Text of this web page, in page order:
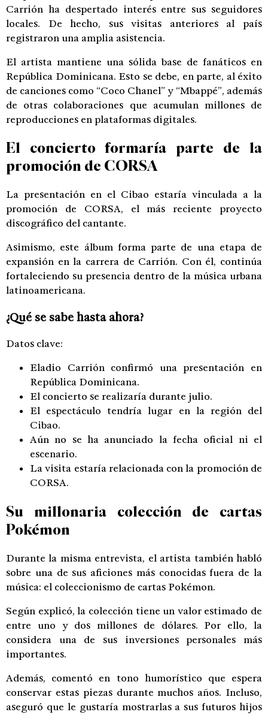
Carrión ha despertado interés entre sus seguidores
locales. De hecho, sus visitas anteriores al país
registraron una amplia asistencia.
El artista mantiene una sólida base de fanáticos en
República Dominicana. Esto se debe, en parte, al éxito
de canciones como “Coco Chanel” y “Mbappé”, además
de otras colaboraciones que acumulan millones de
reproducciones en plataformas digitales.
El concierto formaría parte de la
promoción de CORSA
La presentación en el Cibao estaría vinculada a la
promoción de CORSA, el más reciente proyecto
discográfico del cantante.
Asimismo, este álbum forma parte de una etapa de
expansión en la carrera de Carrión. Con él, continúa
fortaleciendo su presencia dentro de la música urbana
latinoamericana.
¿Qué se sabe hasta ahora?
Datos clave:
Eladio Carrión confirmó una presentación en
República Dominicana.
El concierto se realizaría durante julio.
El espectáculo tendría lugar en la región del
Cibao.
Aún no se ha anunciado la fecha oficial ni el
escenario.
La visita estaría relacionada con la promoción de
CORSA.
Su millonaria colección de cartas
Pokémon
Durante la misma entrevista, el artista también habló
sobre una de sus aficiones más conocidas fuera de la
música: el coleccionismo de cartas Pokémon.
Según explicó, la colección tiene un valor estimado de
entre uno y dos millones de dólares. Por ello, la
considera una de sus inversiones personales más
importantes.
Además, comentó en tono humorístico que espera
conservar estas piezas durante muchos años. Incluso,
aseguró que le gustaría mostrarlas a sus futuros hijos